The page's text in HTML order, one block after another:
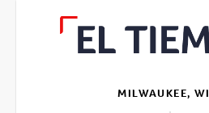
MILWAUKEE, WI